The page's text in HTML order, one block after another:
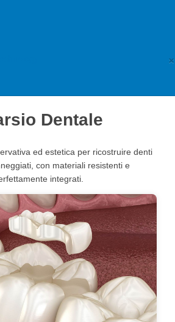
×
Roma
Dentale
ed estetica per ricostruire denti
con materiali resistenti e
integrati.